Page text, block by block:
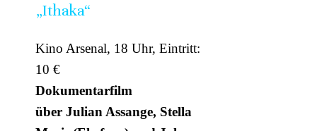
„Ithaka“
Kino Arsenal, 18 Uhr, Eintritt:
10 €
Dokumentarfilm
über Julian Assange, Stella